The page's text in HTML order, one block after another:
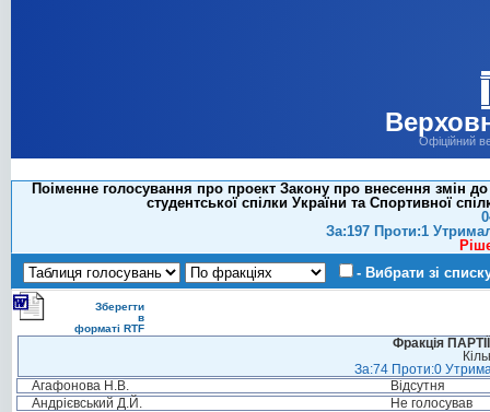
Офіційний
Поіменне голосування про проект Закону про внесення змін
студентської спілки України та Спортивної
За:197 Проти:1
- Вибрати зі
Зберегти
в
форматі RTF
Фракція
За:74 Проти:0
Агафонова Н.В.
Відсутня
Андрієвський Д.Й.
Не голосував